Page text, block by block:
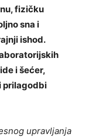
fizičku
sna i
ishod.
i šećer,
prilagodbi
upravljanja